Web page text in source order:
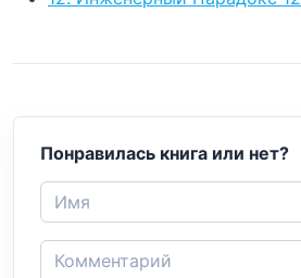
Понравилась книга или нет?